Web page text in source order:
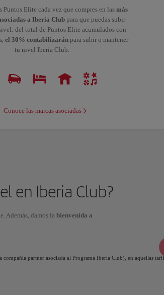
Puntos Elite cada vez que compres en lasmás
a Iberia Clubpara que puedas subir
del total de Puntos Elite acumulados con
el 30% contabilizarán para subir o mantener
tu nivel Iberia Club.
Conoce las marcas asociadas
en Iberia Club?
Además, damos la bienvenida a
partner asociada al Programa Iberia Club), en aquellas